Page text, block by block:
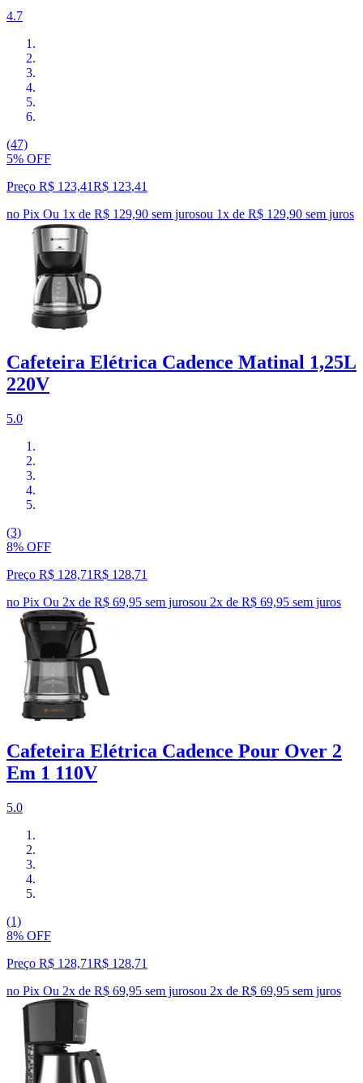
4.7
(47)
5% OFF
Preço R$ 123,41R$ 123,41
no Pix Ou 1x de R$ 129,90 sem jurosou 1x de R$ 129,90 sem juros
Cafeteira Elétrica Cadence Matinal 1,25L
220V
5.0
(3)
8% OFF
Preço R$ 128,71R$ 128,71
no Pix Ou 2x de R$ 69,95 sem jurosou 2x de R$ 69,95 sem juros
Cafeteira Elétrica Cadence Pour Over 2
Em 1 110V
5.0
(1)
8% OFF
Preço R$ 128,71R$ 128,71
no Pix Ou 2x de R$ 69,95 sem jurosou 2x de R$ 69,95 sem juros